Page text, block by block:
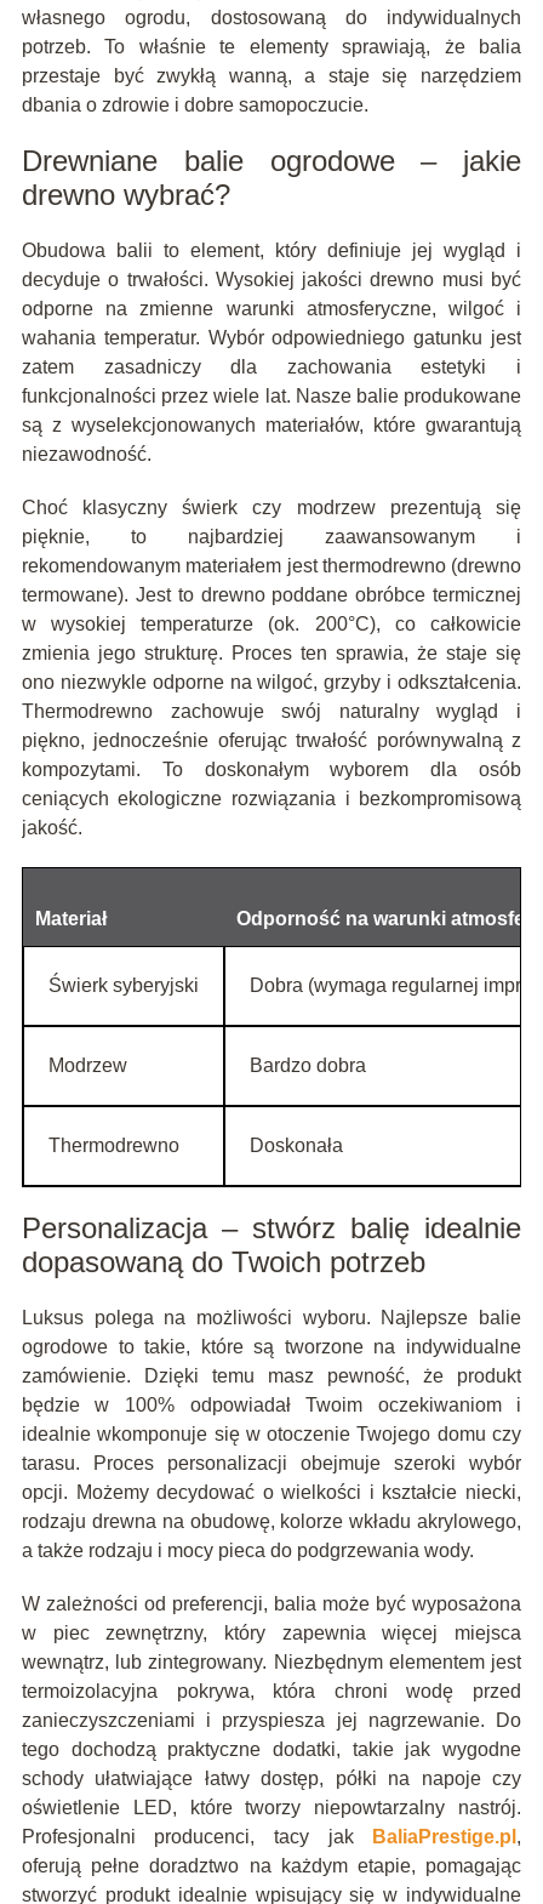
własnego ogrodu, dostosowaną do indywidualnych
potrzeb. To właśnie te elementy sprawiają, że balia
przestaje być zwykłą wanną, a staje się narzędziem
dbania o zdrowie i dobre samopoczucie.
Drewniane balie ogrodowe – jakie
drewno wybrać?
Obudowa balii to element, który definiuje jej wygląd i
decyduje o trwałości. Wysokiej jakości drewno musi być
odporne na zmienne warunki atmosferyczne, wilgoć i
wahania temperatur. Wybór odpowiedniego gatunku jest
zatem zasadniczy dla zachowania estetyki i
funkcjonalności przez wiele lat. Nasze balie produkowane
są z wyselekcjonowanych materiałów, które gwarantują
niezawodność.
Choć klasyczny świerk czy modrzew prezentują się
pięknie, to najbardziej zaawansowanym i
rekomendowanym materiałem jest thermodrewno (drewno
termowane). Jest to drewno poddane obróbce termicznej
w wysokiej temperaturze (ok. 200°C), co całkowicie
zmienia jego strukturę. Proces ten sprawia, że staje się
ono niezwykle odporne na wilgoć, grzyby i odkształcenia.
Thermodrewno zachowuje swój naturalny wygląd i
piękno, jednocześnie oferując trwałość porównywalną z
kompozytami. To doskonałym wyborem dla osób
ceniących ekologiczne rozwiązania i bezkompromisową
jakość.
Materiał Odporność na warunki
Świerk syberyjski Dobra (wymaga regularnej
Modrzew Bardzo dobra
Thermodrewno Doskonała
Personalizacja – stwórz balię idealnie
dopasowaną do Twoich potrzeb
Luksus polega na możliwości wyboru. Najlepsze balie
ogrodowe to takie, które są tworzone na indywidualne
zamówienie. Dzięki temu masz pewność, że produkt
będzie w 100% odpowiadał Twoim oczekiwaniom i
idealnie wkomponuje się w otoczenie Twojego domu czy
tarasu. Proces personalizacji obejmuje szeroki wybór
opcji. Możemy decydować o wielkości i kształcie niecki,
rodzaju drewna na obudowę, kolorze wkładu akrylowego,
a także rodzaju i mocy pieca do podgrzewania wody.
W zależności od preferencji, balia może być wyposażona
w piec zewnętrzny, który zapewnia więcej miejsca
wewnątrz, lub zintegrowany. Niezbędnym elementem jest
termoizolacyjna pokrywa, która chroni wodę przed
zanieczyszczeniami i przyspiesza jej nagrzewanie. Do
tego dochodzą praktyczne dodatki, takie jak wygodne
schody ułatwiające łatwy dostęp, półki na napoje czy
oświetlenie LED, które tworzy niepowtarzalny nastrój.
Profesjonalni producenci, tacy jak
BaliaPrestige.pl ,
oferują pełne doradztwo na każdym etapie, pomagając
stworzyć produkt idealnie wpisujący się w indywidualne